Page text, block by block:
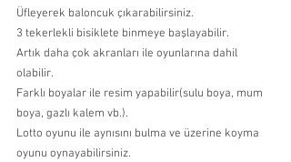
Üfleyerek baloncuk çıkarabilirsiniz.
3 tekerlekli bisiklete binmeye başlayabilir.
Artık daha çok akranları ile oyunlarına dahil
olabilir.
Farklı boyalar ile resim yapabilir(sulu boya, mum
boya, gazlı kalem vb.).
Lotto oyunu ile aynısını bulma ve üzerine koyma
oyunu oynayabilirsiniz.